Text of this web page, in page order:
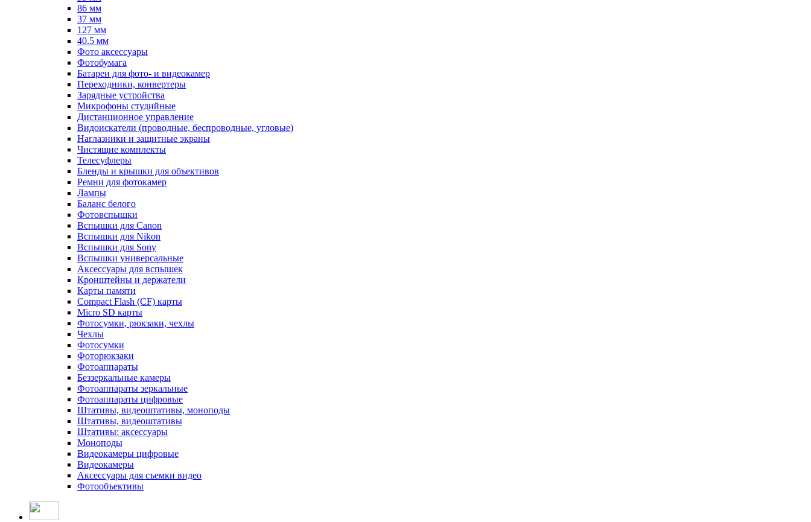
86 мм
37 мм
127 мм
40.5 мм
Фото аксессуары
Фотобумага
Батареи для фото- и видеокамер
Переходники, конвертеры
Зарядные устройства
Микрофоны студийные
Дистанционное управление
Видоискатели (проводные, беспроводные, угловые)
Наглазники и защитные экраны
Чистящие комплекты
Телесуфлеры
Бленды и крышки для объективов
Ремни для фотокамер
Лампы
Баланс белого
Фотовспышки
Вспышки для Canon
Вспышки для Nikon
Вспышки для Sony
Вспышки универсальные
Аксесcуары для вспышек
Кронштейны и держатели
Карты памяти
Compact Flash (CF) карты
Micro SD карты
Фотосумки, рюкзаки, чехлы
Чехлы
Фотосумки
Фоторюкзаки
Фотоаппараты
Беззеркальные камеры
Фотоаппараты зеркальные
Фотоаппараты цифровые
Штативы, видеоштативы, моноподы
Штативы, видеоштативы
Штативы: аксессуары
Моноподы
Видеокамеры цифровые
Видеокамеры
Аксессуары для съемки видео
Фотообъективы